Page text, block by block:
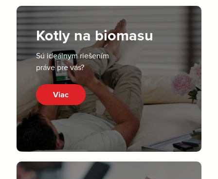
Kotly na biomasu
Sú ideálnym riešením
práve pre vás?
Viac